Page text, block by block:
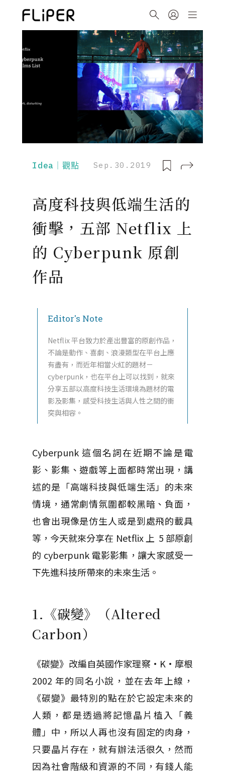
Idea｜觀點 Sep.30.2019
高度科技與低端生活的
衝擊，五部 Netflix 上
的 Cyberpunk 原創
作品
Editor's Note
Netflix 平台致力於產出豐富的原創作品，
不論是動作、喜劇、浪漫類型在平台上應
有盡有，而近年相當火紅的題材－
cyberpunk，也在平台上可以找到，就來
分享五部以高度科技生活環境為題材的電
影及影集，感受科技生活與人性之間的衝
突與相容。
Cyberpunk 這個名詞在近期不論是電
影、影集、遊戲等上面都時常出現，講
述的是「高端科技與低端生活」的未來
情境，通常劇情氛圍都較黑暗、負面，
也會出現像是仿生人或是到處飛的載具
等，今天就來分享在 Netflix 上 5 部原創
的 cyberpunk 電影影集，讓大家感受一
下先進科技所帶來的未來生活。
1.《碳變》（Altered
Carbon）
《碳變》改編自英國作家理察·K·摩根
2002 年的同名小說，並在去年上線，
《碳變》最特別的點在於它設定未來的
人類，都是透過將記憶晶片植入「義
體」中，所以人再也沒有固定的肉身，
只要晶片存在，就有辦法活很久，然而
因為社會階級和資源的不同，有錢人能